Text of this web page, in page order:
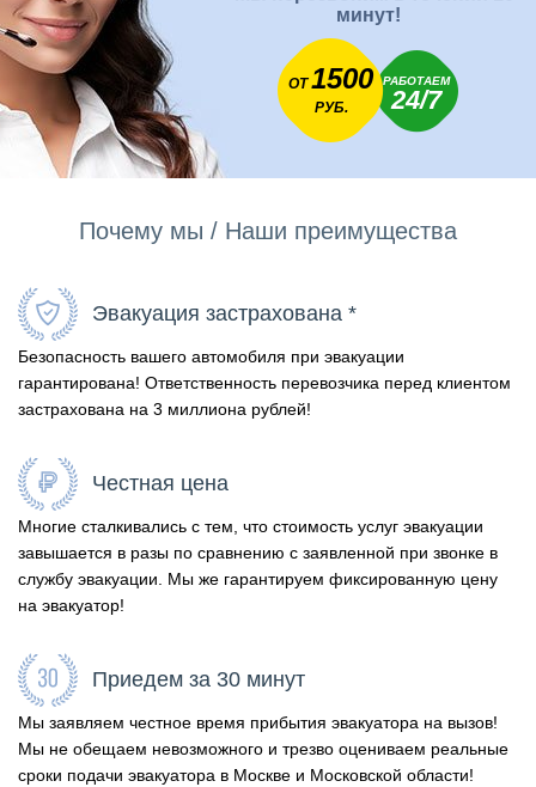
минут!
ОТ1500
РУБ.
РАБОТАЕМ
24/7
Почему мы / Наши преимущества
Эвакуация застрахована *
Безопасность вашего автомобиля при эвакуации
гарантирована! Ответственность перевозчика перед клиентом
застрахована на 3 миллиона рублей!
Честная цена
Многие сталкивались с тем, что стоимость услуг эвакуации
завышается в разы по сравнению с заявленной при звонке в
службу эвакуации. Мы же гарантируем фиксированную цену
на эвакуатор!
Приедем за 30 минут
Мы заявляем честное время прибытия эвакуатора на вызов!
Мы не обещаем невозможного и трезво оцениваем реальные
сроки подачи эвакуатора в Москве и Московской области!